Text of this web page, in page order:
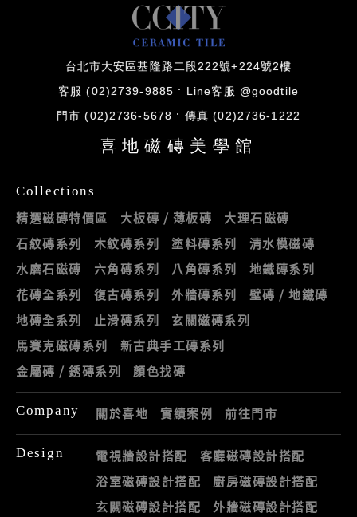
台北市大安區基隆路二段222號+224號2樓
客服 (02)2739-9885 Line客服 @goodtile
門市 (02)2736-5678 傳真 (02)2736-1222
喜地磁磚美學館
Collections
精選磁磚特價區 大板磚 / 薄板磚
大理石磁磚
石紋磚系列
木紋磚系列 塗料磚系列
清水模磁磚
水磨石磁磚
六角磚系列 八角磚系列
地鐵磚系列
花磚全系列
復古磚系列 外牆磚系列
壁磚 / 地鐵磚
地磚全系列
止滑磚系列
玄關磁磚系列
馬賽克磁磚系列
新古典手工磚系列
金屬磚 / 銹磚系列
顏色找磚
Company 關於喜地 實績案例 前往門市
Design 電視牆設計搭配
客廳磁磚設計搭配
浴室磁磚設計搭配
廚房磁磚設計搭配
玄關磁磚設計搭配
外牆磁磚設計搭配